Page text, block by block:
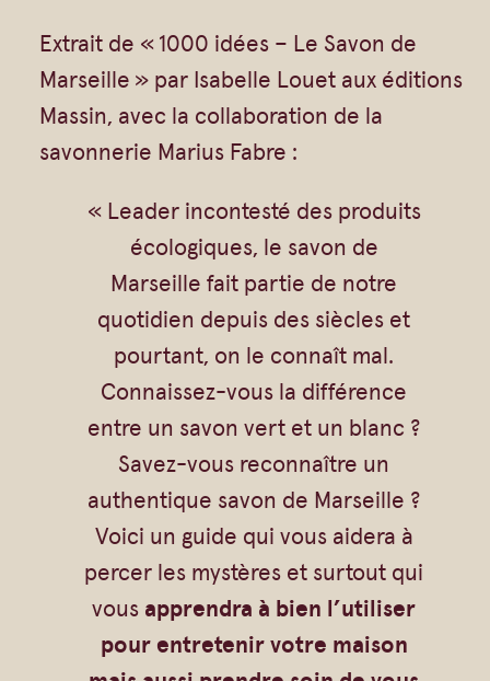
Extrait de « 1000 idées – Le Savon de
Marseille » par Isabelle Louet aux éditions
Massin, avec la collaboration de la
savonnerie Marius Fabre :
« Leader incontesté des produits
écologiques, le savon de
Marseille fait partie de notre
quotidien depuis des siècles et
pourtant, on le connaît mal.
Connaissez-vous la différence
entre un savon vert et un blanc ?
Savez-vous reconnaître un
authentique savon de Marseille ?
Voici un guide qui vous aidera à
percer les mystères et surtout qui
vous apprendra à bien l’utiliser
pour entretenir votre maison
e
S
a